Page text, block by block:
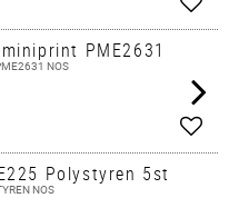
Add
PME2631
NOS
Add
Polystyren 5st
NOS